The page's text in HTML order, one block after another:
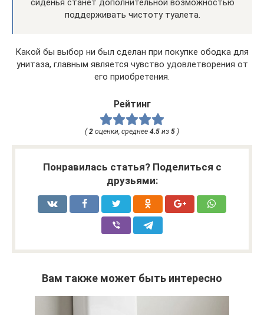
поддерживать чистоту туалета.
Какой бы выбор ни был сделан при покупке ободка для
унитаза, главным является чувство удовлетворения от
его приобретения.
Рейтинг
( 2 оценки, среднее 4.5 из 5 )
Понравилась статья? Поделиться с
друзьями:
Вам также может быть интересно